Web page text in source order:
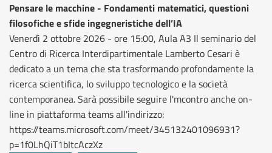
Pensare le macchine - Fondamenti matematici, questioni
filosofiche e sfide ingegneristiche dell’IA
Venerdì 2 ottobre 2026 - ore 15:00, Aula A3 Il seminario del
Centro di Ricerca Interdipartimentale Lamberto Cesari è
dedicato a un tema che sta trasformando profondamente la
ricerca scientifica, lo sviluppo tecnologico e la società
contemporanea. Sarà possibile seguire l'mcontro anche on-
line in piattaforma teams all'indirizzo:
https://teams.microsoft.com/meet/345132401096931?
p=1f0LhQiT1bItcAczXz